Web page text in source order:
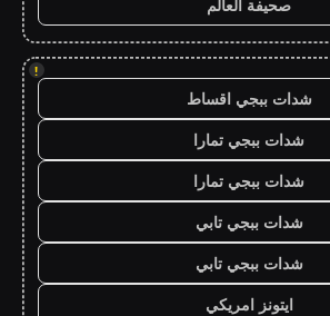
صحيفة العالم
!
شدات ببجي اقساط
شدات ببجي تمارا
شدات ببجي تمارا
شدات ببجي تابي
شدات ببجي تابي
ايتونز امريكي